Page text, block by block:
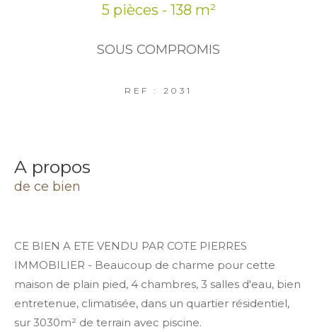
5 pièces - 138 m²
SOUS COMPROMIS
REF : 2031
a propos
de ce bien
CE BIEN A ETE VENDU PAR COTE PIERRES
IMMOBILIER - Beaucoup de charme pour cette
maison de plain pied, 4 chambres, 3 salles d'eau, bien
entretenue, climatisée, dans un quartier résidentiel,
sur 3030m² de terrain avec piscine.